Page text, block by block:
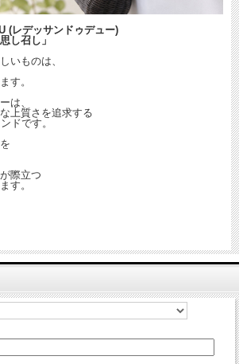
(レデッサンドゥデュー)
し召し」
いものは、
す。
は、
上質さを追求する
ドです。
際立つ
す。